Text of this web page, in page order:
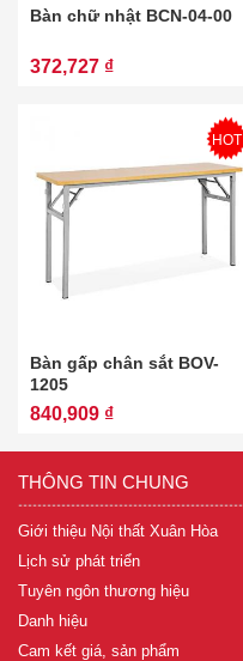
Bàn chữ nhật BCN-04-00
372,727 ₫
HOT
Bàn gấp chân sắt BOV-
1205
840,909 ₫
THÔNG TIN CHUNG
Giới thiệu Nội thất Xuân Hòa
Lịch sử phát triển
Tuyên ngôn thương hiệu
Danh hiệu
Cam kết giá, sản phẩm